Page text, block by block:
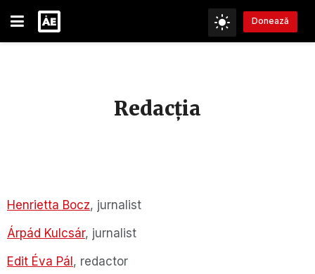
Donează
Redacția
Henrietta Bocz, jurnalist
Árpád Kulcsár, jurnalist
Edit Éva Pál , redactor